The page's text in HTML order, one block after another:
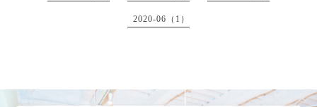
2020-06（1）